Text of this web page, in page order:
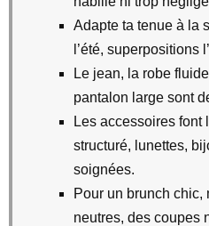
Adapte ta tenue à la
l’été, superpositions
Le jean, la robe
pantalon large sont
Les accessoires font
structuré, lunettes,
soignées.
Pour un brunch chic,
neutres, des coupes